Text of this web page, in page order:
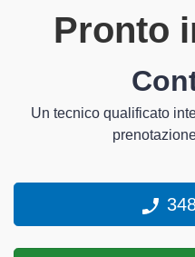
Pronto
Un tecnico qualificato